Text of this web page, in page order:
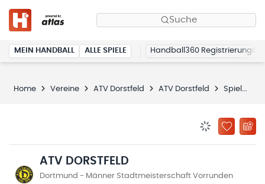
Suche
MEIN HANDBALL ALLE SPIELE Handball360 Registrierung
Home Vereine ATV Dorstfeld ATV Dorstfeld Spielplan
ZU
ATV DORSTFELD
Dortmund - Männer Stadtmeisterschaft Vorrunden